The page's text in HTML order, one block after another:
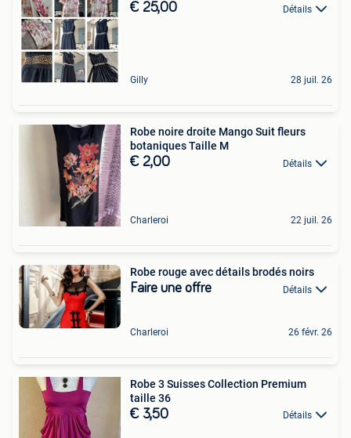
€ 25,00 Détails
Gilly 28 juil. 26
Robe noire droite Mango Suit fleurs
botaniques Taille M
€ 2,00 Détails
Charleroi 22 juil. 26
Robe rouge avec détails brodés noirs
Faire une offre Détails
Charleroi 26 févr. 26
Robe 3 Suisses Collection Premium
taille 36
€ 3,50 Détails